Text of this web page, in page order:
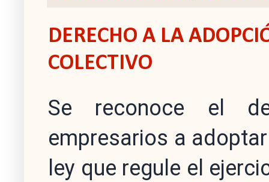
DERECHO A LA
COLECTIVO
Se reconoce el
empresarios a
ley que regule el